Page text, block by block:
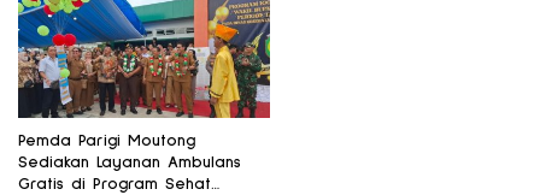
Pemda Parigi Moutong
Sediakan Layanan Ambulans
Gratis di Program Sehat